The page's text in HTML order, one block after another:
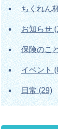
ちくれん
お知らせ
保険のこ
イベント
日常(29)